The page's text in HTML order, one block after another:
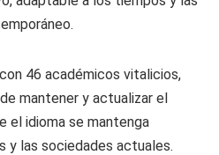
46 académicos vitalicios,
mantener y actualizar el
el idioma se mantenga
y las sociedades actuales.